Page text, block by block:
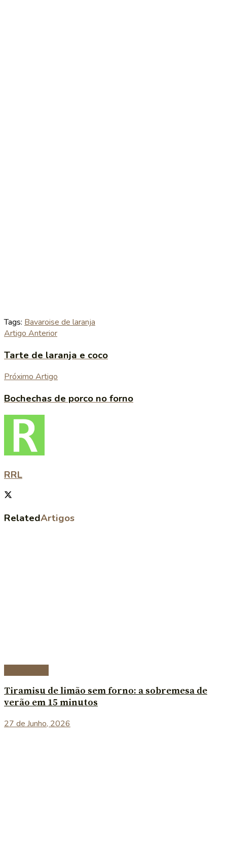
Tags: Bavaroise de laranja
Artigo Anterior
Tarte de laranja e coco
Próximo Artigo
Bochechas de porco no forno
RRL
RelatedArtigos
Tiramisu de limão sem forno: a sobremesa de
verão em 15 minutos
27 de Junho, 2026